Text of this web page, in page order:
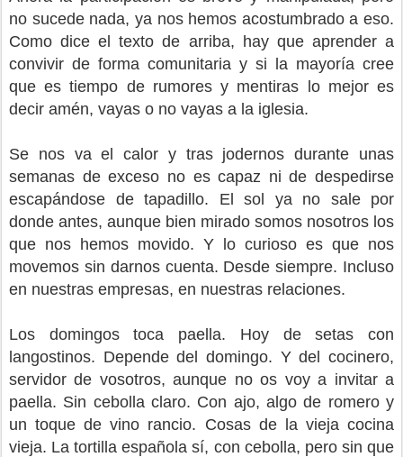
no sucede nada, ya nos hemos acostumbrado a eso.
Como dice el texto de arriba, hay que aprender a
convivir de forma comunitaria y si la mayoría cree
que es tiempo de rumores y mentiras lo mejor es
decir amén, vayas o no vayas a la iglesia.
Se nos va el calor y tras jodernos durante unas
semanas de exceso no es capaz ni de despedirse
escapándose de tapadillo. El sol ya no sale por
donde antes, aunque bien mirado somos nosotros los
que nos hemos movido. Y lo curioso es que nos
movemos sin darnos cuenta. Desde siempre. Incluso
en nuestras empresas, en nuestras relaciones.
Los domingos toca paella. Hoy de setas con
langostinos. Depende del domingo. Y del cocinero,
servidor de vosotros, aunque no os voy a invitar a
paella. Sin cebolla claro. Con ajo, algo de romero y
un toque de vino rancio. Cosas de la vieja cocina
vieja. La tortilla española sí, con cebolla, pero sin que